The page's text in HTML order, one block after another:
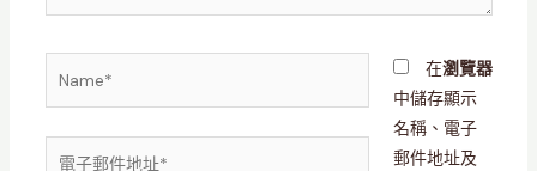
電
在瀏覽器
中儲存顯示
名稱、電子
郵件地址及